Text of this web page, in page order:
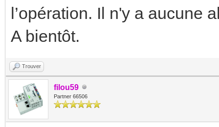
l’opération. Il n'y a aucune
A bientôt.
Trouver
filou59
Partner 66506